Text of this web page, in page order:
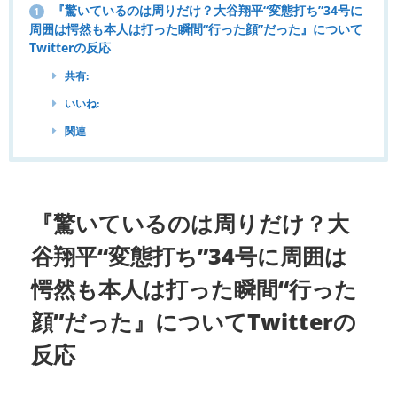
1
『驚いているのは周りだけ？大谷翔平“変態打ち”34号に
周囲は愕然も本人は打った瞬間“行った顔”だった』について
Twitterの反応
共有:
いいね:
関連
『驚いているのは周りだけ？大
谷翔平“変態打ち”34号に周囲は
愕然も本人は打った瞬間“行った
顔”だった』についてTwitterの
反応